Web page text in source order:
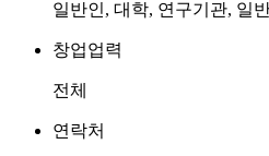
일반인, 대학, 연구기관, 일
창업업력
전체
연락처